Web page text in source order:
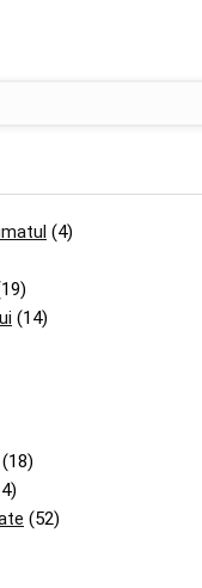
(4)
(14)
(18)
(52)